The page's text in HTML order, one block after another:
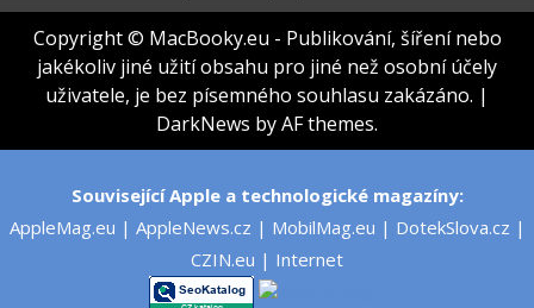
Copyright © MacBooky.eu - Publikování, šíření nebo
jakékoliv jiné užití obsahu pro jiné než osobní účely
uživatele, je bez písemného souhlasu zakázáno. |
DarkNews by AF themes.
Související Apple a technologické magazíny:
AppleMag.eu | AppleNews.cz | MobilMag.eu | DotekSlova.cz |
CZIN.eu | Internet